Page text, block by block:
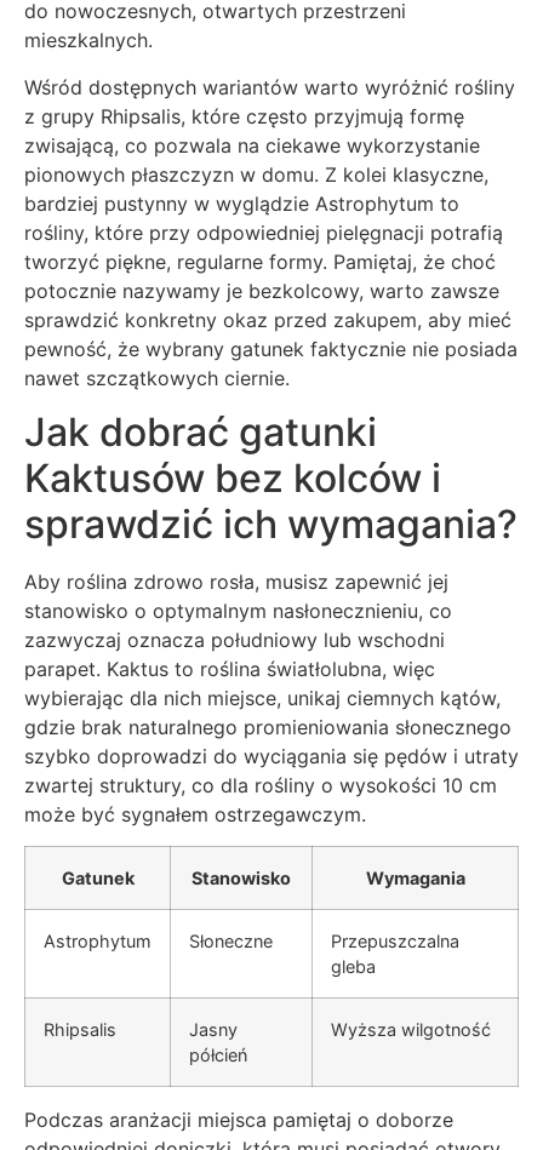
do nowoczesnych, otwartych przestrzeni
mieszkalnych.
Wśród dostępnych wariantów warto wyróżnić rośliny
z grupy Rhipsalis, które często przyjmują formę
zwisającą, co pozwala na ciekawe wykorzystanie
pionowych płaszczyzn w domu. Z kolei klasyczne,
bardziej pustynny w wyglądzie Astrophytum to
rośliny, które przy odpowiedniej pielęgnacji potrafią
tworzyć piękne, regularne formy. Pamiętaj, że choć
potocznie nazywamy je bezkolcowy, warto zawsze
sprawdzić konkretny okaz przed zakupem, aby mieć
pewność, że wybrany gatunek faktycznie nie posiada
nawet szczątkowych ciernie.
Jak dobrać gatunki
Kaktusów bez kolców i
sprawdzić ich wymagania?
Aby roślina zdrowo rosła, musisz zapewnić jej
stanowisko o optymalnym nasłonecznieniu, co
zazwyczaj oznacza południowy lub wschodni
parapet. Kaktus to roślina światłolubna, więc
wybierając dla nich miejsce, unikaj ciemnych kątów,
gdzie brak naturalnego promieniowania słonecznego
szybko doprowadzi do wyciągania się pędów i utraty
zwartej struktury, co dla rośliny o wysokości 10 cm
może być sygnałem ostrzegawczym.
Gatunek Stanowisko Wymagania
Astrophytum Słoneczne
Przepuszczalna
gleba
Rhipsalis
Jasny
półcień
Wyższa wilgotność
Podczas aranżacji miejsca pamiętaj o doborze